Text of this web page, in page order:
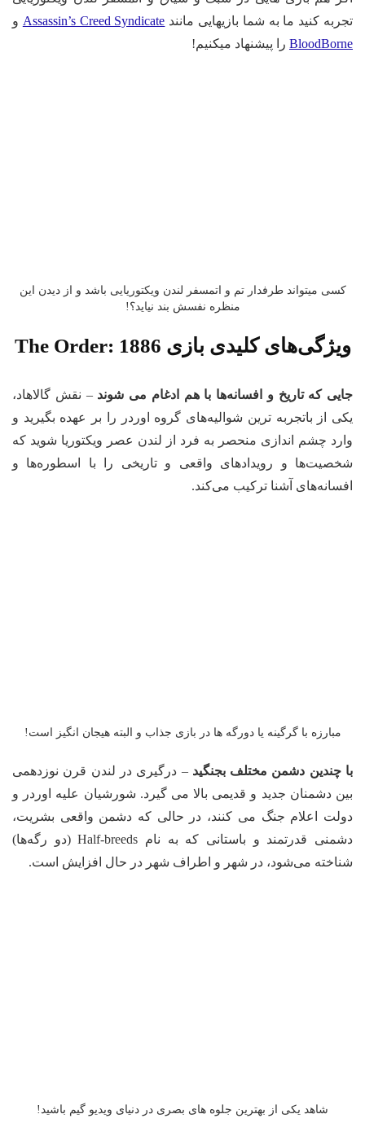
تجربه کنید ما به شما بازیهایی مانند Assassin’s Creed Syndicate و
BloodBorne را پیشنهاد میکنیم!
کسی میتواند طرفدار تم و اتمسفر لندن ویکتوریایی باشد و از دیدن این
منظره نفسش بند نیاید؟!
ویژگی‌های کلیدی بازی The Order: 1886
جایی که تاریخ و افسانه‌ها با هم ادغام می شوند – نقش گالاهاد،
یکی از باتجربه ترین شوالیه‌های گروه اوردر را بر عهده بگیرید و
وارد چشم اندازی منحصر به فرد از لندن عصر ویکتوریا شوید که
شخصیت‌ها و رویدادهای واقعی و تاریخی را با اسطوره‌ها و
افسانه‌های آشنا ترکیب می‌کند.
مبارزه با گرگینه یا دورگه ها در بازی جذاب و البته هیجان انگیز است!
با چندین دشمن مختلف بجنگید– درگیری در لندن قرن نوزدهمی
بین دشمنان جدید و قدیمی بالا می گیرد. شورشیان علیه اوردر و
دولت اعلام جنگ می کنند، در حالی که دشمن واقعی بشریت،
دشمنی قدرتمند و باستانی که به نام Half-breeds (دو رگه‌ها)
شناخته می‌شود، در شهر و اطراف شهر در حال افزایش است.
شاهد یکی از بهترین جلوه های بصری در دنیای ویدیو گیم باشید!